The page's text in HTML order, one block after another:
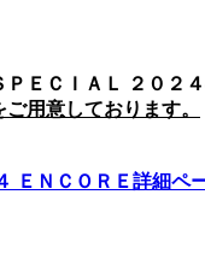
ＰＥＣＩＡＬ ２０２
用意しております。
ＥＮＣＯＲＥ詳細ペ